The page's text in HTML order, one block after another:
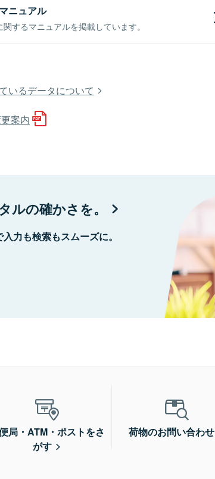
ニュアル
するマニュアルを掲載しています。
いるデータについて
案内
ルの確かさを。
力も検索もスムーズに。
局・ATM・ポストをさ
がす
荷物のお問い合わせ